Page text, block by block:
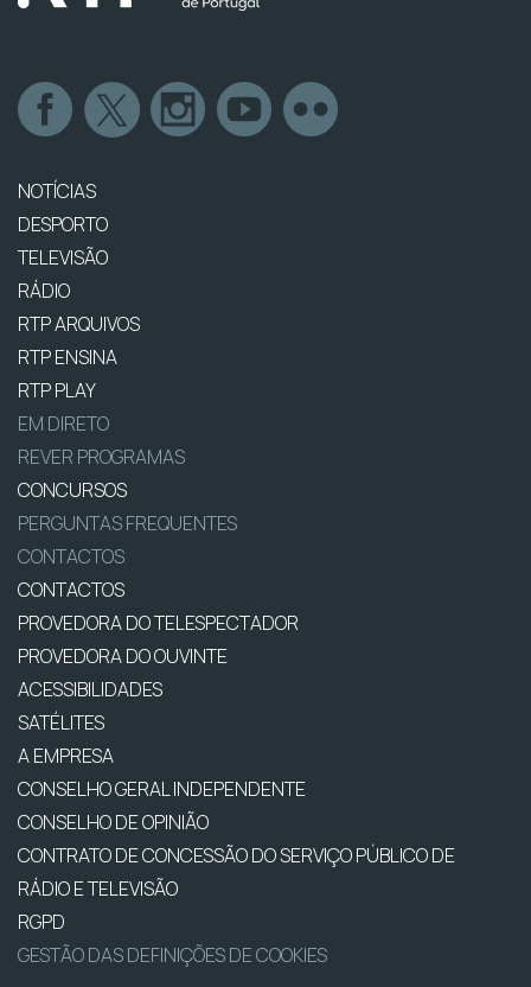
NOTÍCIAS
DESPORTO
TELEVISÃO
RÁDIO
RTP ARQUIVOS
RTP ENSINA
RTP PLAY
EM DIRETO
REVER PROGRAMAS
CONCURSOS
PERGUNTAS FREQUENTES
CONTACTOS
CONTACTOS
PROVEDORA DO TELESPECTADOR
PROVEDORA DO OUVINTE
ACESSIBILIDADES
SATÉLITES
A EMPRESA
CONSELHO GERAL INDEPENDENTE
CONSELHO DE OPINIÃO
CONTRATO DE CONCESSÃO DO SERVIÇO PÚBLICO DE
RÁDIO E TELEVISÃO
RGPD
GESTÃO DAS DEFINIÇÕES DE COOKIES